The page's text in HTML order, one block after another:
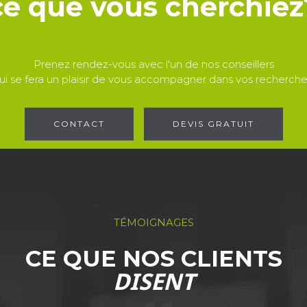
Prenez rendez-vous avec l'un de nos conseillers
se fera un plaisir de vous accompagner dans vos
CONTACT DEVIS GRATUIT
TÉMOIGNAGES
CE QUE NOS CLIENTS
DISENT